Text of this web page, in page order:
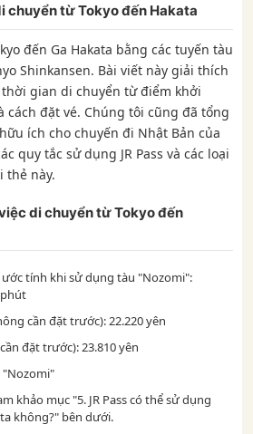
chuyển từ Tokyo đến Hakata
đến Ga Hakata bằng các tuyến tàu
Shinkansen. Bài viết này giải thích
thời gian di chuyển từ điểm khởi
cách đặt vé. Chúng tôi cũng đã tổng
ích cho chuyến đi Nhật Bản của
quy tắc sử dụng JR Pass và các loại
thẻ này.
di chuyển từ Tokyo đến
tính khi sử dụng tàu "Nozomi":
cần đặt trước): 22.220 yên
đặt trước): 23.810 yên
"Nozomi"
khảo mục "5. JR Pass có thể sử dụng
không?" bên dưới.